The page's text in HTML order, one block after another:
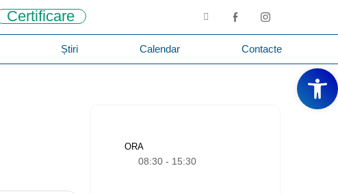
Certificare
Știri Calendar Contacte
ORA
08:30 - 15:30
Deschide